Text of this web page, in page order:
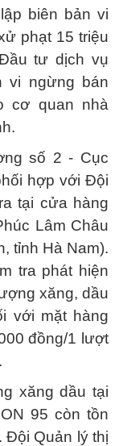
biên bản vi
phạt 15 triệu
tư dịch vụ
vi ngừng bán
cơ quan nhà
số 2 - Cục
hợp với Đội
tại cửa hàng
Lâm Châu
tỉnh Hà Nam).
tra phát hiện
xăng, dầu
với mặt hàng
đồng/1 lượt
xăng dầu tại
95 còn tồn
Đội Quản lý thị